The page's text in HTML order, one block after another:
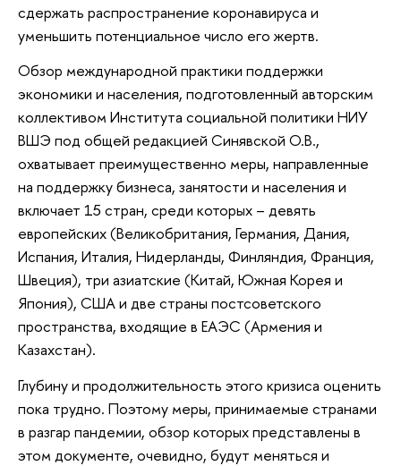
сдержать распространение коронавируса и
уменьшить потенциальное число его жертв.
Обзор международной практики поддержки
экономики и населения, подготовленный авторским
коллективом Института социальной политики НИУ
ВШЭ под общей редакцией Синявской О.В.,
охватывает преимущественно меры, направленные
на поддержку бизнеса, занятости и населения и
включает 15 стран, среди которых – девять
европейских (Великобритания, Германия, Дания,
Испания, Италия, Нидерланды, Финляндия, Франция,
Швеция), три азиатские (Китай, Южная Корея и
Япония), США и две страны постсоветского
пространства, входящие в ЕАЭС (Армения и
Казахстан).
Глубину и продолжительность этого кризиса оценить
пока трудно. Поэтому меры, принимаемые странами
в разгар пандемии, обзор которых представлены в
этом документе, очевидно, будут меняться и